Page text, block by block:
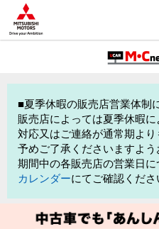
■夏季休暇の販売店営業体制
販売店によっては夏季休暇
対応又はご連絡が通常期より
予めご了承くださいますよう
期間中の各販売店の営業日に
カレンダーにてご確認くださ